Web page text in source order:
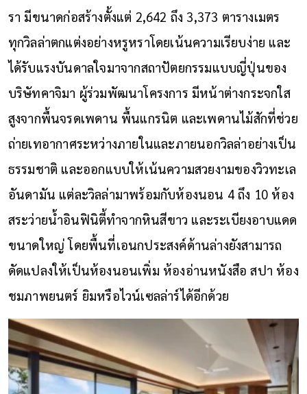
รา มีขนาดก่อสร้างตั้งแต่ 2,642 ถึง 3,373 ตารางเมตร
ทุกวิลล่าตกแต่งอย่างหรูหราโดยเน้นความเรียบง่าย และ
ได้รับแรงบันดาลใจมาจากสถาปัตยกรรมแบบญี่ปุ่นของ
บริษัทคาจิมา ผู้ร่วมพัฒนาโครงการ มีหน้าต่างกระจกใส
สูงจากพื้นจรดเพดาน พื้นแกรนิต และเพดานไม้สักที่ช่วย
ถ่ายเทอากาศระหว่างภายในและภายนอกวิลล่าอย่างเป็น
ธรรมชาติ และออกแบบให้เน้นความสวยงามของวิวทะเล
อันดามัน แต่ละวิลล่ามาพร้อมกับห้องนอน 4 ถึง 10 ห้อง
สระว่ายน้ำอินฟินิตี้ทำจากหินสีขาว และระเบียงอาบแดด
ขนาดใหญ่ โดยพื้นที่เอนกประสงค์ด้านล่างยังสามารถ
ดัดแปลงให้เป็นห้องนอนเพิ่ม ห้องอ่านหนังสือ สปา ห้อง
ชมภาพยนตร์ ยิมหรือไวน์เซลล่าร์ได้อีกด้วย